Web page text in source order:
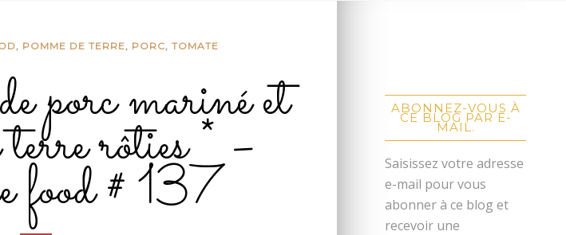
, POMME DE TERRE, PORC,TOMATE
porc mariné et
rôties * –
# 137
ABONNEZ-VOUS À
CE BLOG PAR E-
MAIL.
Saisissez votre adresse
e-mail pour vous
abonner à ce blog et
recevoir une